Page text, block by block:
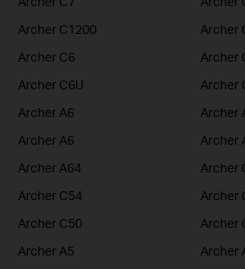
Archer C1200
Archer
Archer C6
Archer
Archer C6U
Archer
Archer A6
Archer
Archer A6
Archer
Archer A64
Archer
Archer C54
Archer
Archer C50
Archer
Archer A5
Archer